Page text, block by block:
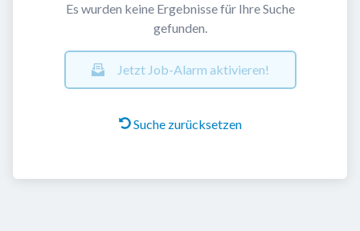
Es wurden keine Ergebnisse für Ihre Suche
gefunden.
Jetzt Job-Alarm aktivieren!
Suche zurücksetzen